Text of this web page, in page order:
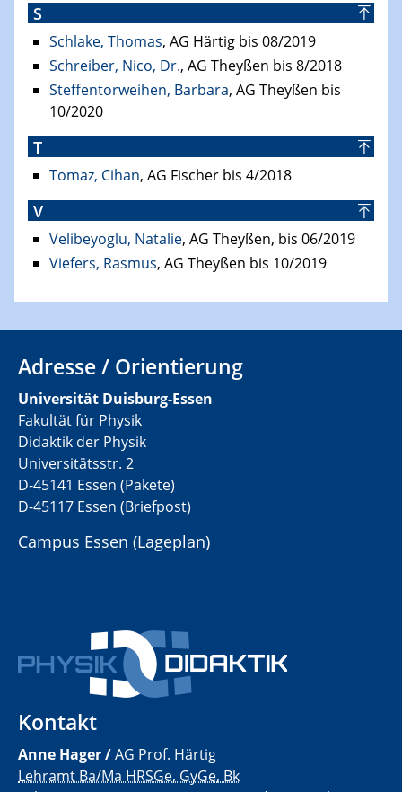
S
Schlake, Thomas, AG Härtig bis 08/2019
Schreiber, Nico, Dr., AG Theyßen bis 8/2018
Steffentorweihen, Barbara, AG Theyßen bis
10/2020
T
Tomaz, Cihan, AG Fischer bis 4/2018
V
Velibeyoglu, Natalie, AG Theyßen, bis 06/2019
Viefers, Rasmus, AG Theyßen bis 10/2019
Adresse / Orientierung
Universität Duisburg-Essen
Fakultät für Physik
Didaktik der Physik
Universitätsstr. 2
D-45141 Essen (Pakete)
D-45117 Essen (Briefpost)
Campus Essen (Lageplan)
Kontakt
Anne Hager /AG Prof. Härtig
Lehramt Ba/Ma HRSGe, GyGe, Bk